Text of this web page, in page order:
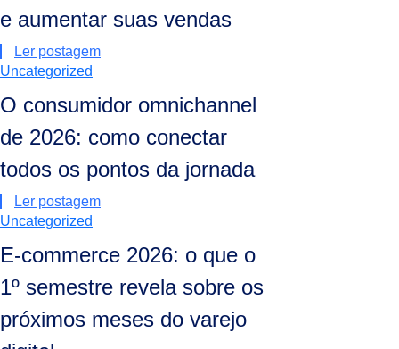
e aumentar suas vendas
Ler postagem
Uncategorized
O consumidor omnichannel
de 2026: como conectar
todos os pontos da jornada
Ler postagem
Uncategorized
E-commerce 2026: o que o
1º semestre revela sobre os
próximos meses do varejo